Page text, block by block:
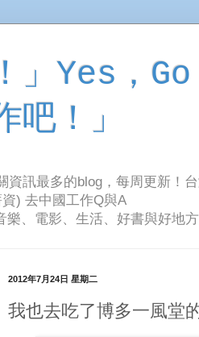
」Yes，
吧！」
訊最多的blog，每周更新！
) 去中國工作Q與A
、電影、生活、好書與好地
2012年7月24日 星期二
我也去吃了博多一風堂